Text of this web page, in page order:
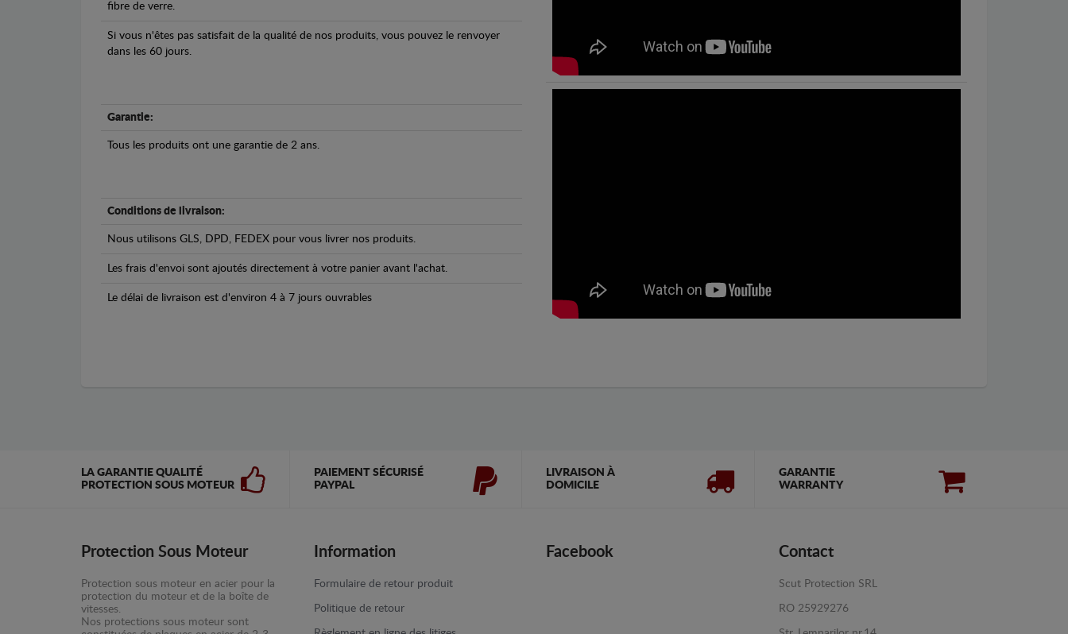
fibre de verre.
Si vous n'êtes pas satisfait de la qualité de nos produits, vous pouvez le renvoyer
dans les 60 jours.
Garantie:
Tous les produits ont une garantie de 2 ans.
Conditions de livraison:
Nous utilisons GLS, DPD, FEDEX pour vous livrer nos produits.
Les frais d'envoi sont ajoutés directement à votre panier avant l'achat.
Le délai de livraison est d'environ 4 à 7 jours ouvrables
LA GARANTIE QUALITÉ
PROTECTION SOUS MOTEUR
PAIEMENT SÉCURISÉ
PAYPAL
LIVRAISON À
DOMICILE
GARANTIE
WARRANTY
Protection Sous Moteur
Protection sous moteur en acier pour la
protection du moteur et de la boîte de
vitesses.
Nos protections sous moteur sont
Information
Formulaire de retour produit
Politique de retour
Facebook Contact
Scut Protection SRL
RO 25929276